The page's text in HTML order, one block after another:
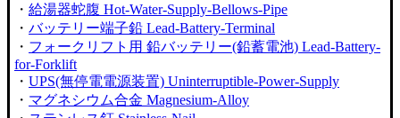
・ 給湯器蛇腹 Hot-Water-Supply-Bellows-Pipe
・ バッテリー端子鉛 Lead-Battery-Terminal
・ フォークリフト用 鉛バッテリー(鉛蓄電池) Lead-Battery-
for-Forklift
・ UPS(無停電電源装置) Uninterruptible-Power-Supply
・ マグネシウム合金 Magnesium-Alloy